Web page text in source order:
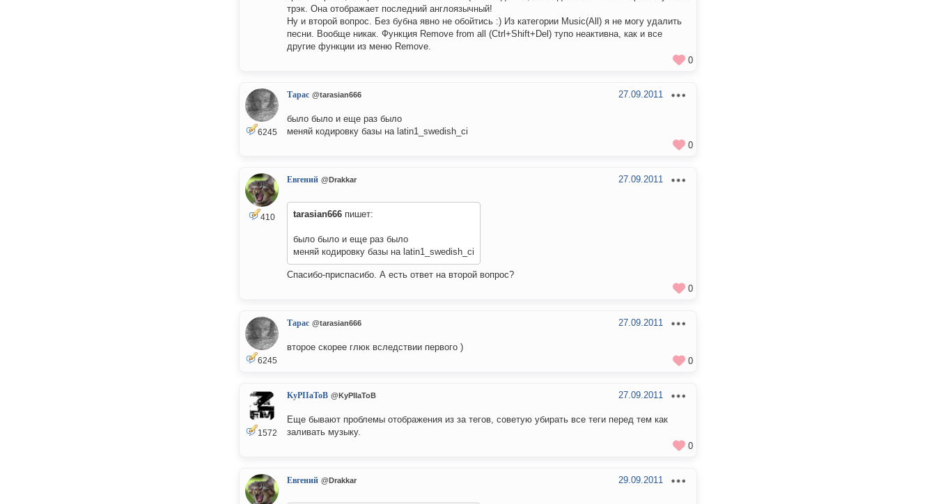
трэк. Она отображает последний англоязычный!
Ну и второй вопрос. Без бубна явно не обойтись :) Из категории Music(All) я не могу удалить
песни. Вообще никак. Функция Remove from all (Ctrl+Shift+Del) тупо неактивна, как и все
другие функции из меню Remove.
0
6245
Тарас @tarasian666 27.09.2011
было было и еще раз было
меняй кодировку базы на latin1_swedish_ci
0
410
Евгений @Drakkar 27.09.2011
tarasian666 пишет:
было было и еще раз было
меняй кодировку базы на latin1_swedish_ci
Спасибо-приспасибо. А есть ответ на второй вопрос?
0
6245
Тарас @tarasian666 27.09.2011
второе скорее глюк вследствии первого )
0
1572
KyPIIaToB @KyPIIaToB 27.09.2011
Еще бывают проблемы отображения из за тегов, советую убирать все теги перед тем как
заливать музыку.
0
Евгений @Drakkar 29.09.2011